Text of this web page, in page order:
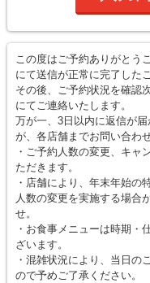
この度はご予約ありがとう
にて送信が正常に完了した
その後、ご予約状況を確認
にてご連絡いたします。
万が一、3日以内に返信が
が、各店舗までお問い合わ
・ご予約人数の変更、キャ
ただきます。
・店舗により、年末年始の
人数の変更を実施する場合
せ。
・お食事メニューは時期・
ざいます。
・混雑状況により、当日の
ので予めご了承ください。